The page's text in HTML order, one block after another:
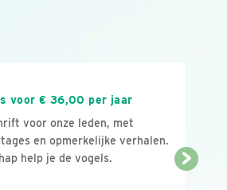
voor € 36,00 per jaar
voor onze leden, met
en opmerkelijke verhalen.
help je de vogels.